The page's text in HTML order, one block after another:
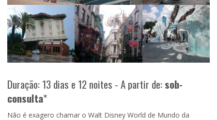
Duração: 13 dias e 12 noites - A partir de:sob-
consulta*
Não é exagero chamar o Walt Disney World de Mundo da